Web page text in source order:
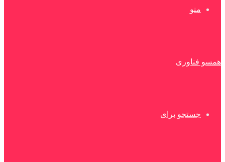
منو
همسو فناوری
جستجو برای